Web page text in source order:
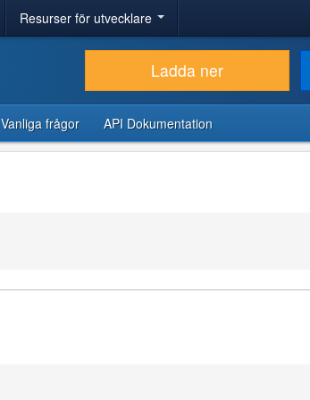
Resurser för utvecklare
Ladda ner
Vanliga frågor API Dokumentation